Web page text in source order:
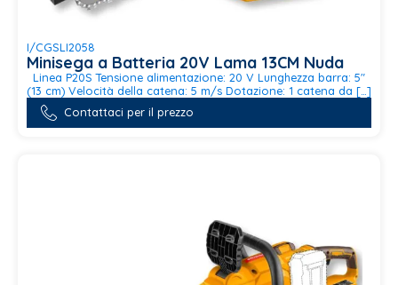
I/CGSLI2058
Minisega a Batteria 20V Lama 13CM Nuda
Linea P20S Tensione alimentazione: 20 V Lunghezza barra: 5"
(13 cm) Velocità della catena: 5 m/s Dotazione: 1 catena da […]
Contattaci per il prezzo